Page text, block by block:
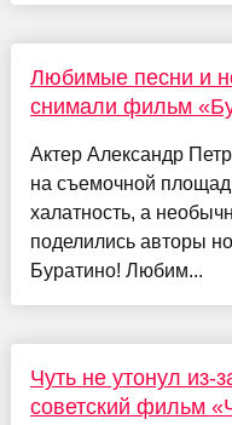
Любимые песни и
снимали фильм
Актер Александр
на съемочной
халатность, а
поделились авторы
Буратино! Любим...
Чуть не утонул из-
советский фильм